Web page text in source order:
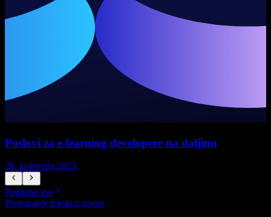
Poslovi za e-learning developere na daljinu
26. kolovoza 2023.
Pogledaj sve
Pretvaranje teksta u govor